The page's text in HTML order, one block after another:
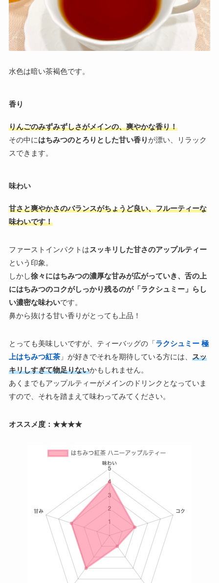
水色は暗い茶褐色です。
香り
りんごのみずみずしさがメインの、爽やかな香り！
その中にはちみつのとろりとした甘い香り が漂い、リラック
スできます。
味わい
甘さと爽やかさのバランスがちょうど良い、フルーティーな
味わいです！
ファーストインパクトはスッキリした甘さのアップルティー
という印象。
しかし徐々にはちみつの濃厚な甘みが広がっていき、舌の上
にはちみつのコクがしっかり残るのが「ラクシュミー」らし
い濃密な味わいです。
鼻から抜ける甘い香りがとっても上品！
とっても美味しいですが、ティーバッグの「ラクシュミー 極
上はちみつ紅茶」が好きでそれを期待している方には、 スッ
キリしすぎて物足りないかもしれません。
あくまでもアップルティーがメインのドリンクとなっていま
すので、それを踏まえて味わってみてください。
オススメ度：★★★★